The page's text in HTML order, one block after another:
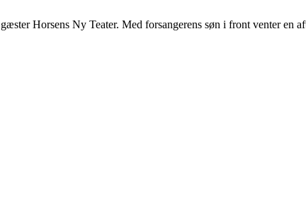
Horsens Ny Teater. Med forsangerens søn i front venter en